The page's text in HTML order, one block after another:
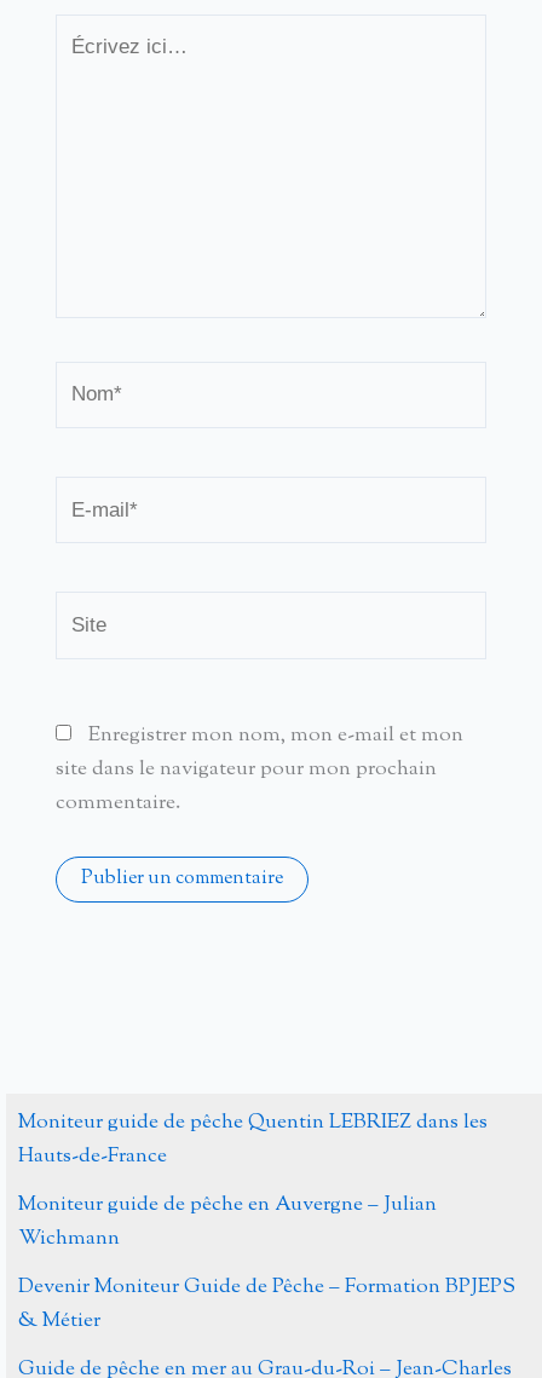
Écrivez
mail*
Enregistrer mon nom, mon e-mail et mon
site dans le navigateur pour mon prochain
commentaire.
Moniteur guide de pêche Quentin LEBRIEZ dans les
Hauts-de-France
Moniteur guide de pêche en Auvergne – Julian
Wichmann
Devenir Moniteur Guide de Pêche – Formation BPJEPS
& Métier
Guide de pêche en mer au Grau-du-Roi – Jean-Charles